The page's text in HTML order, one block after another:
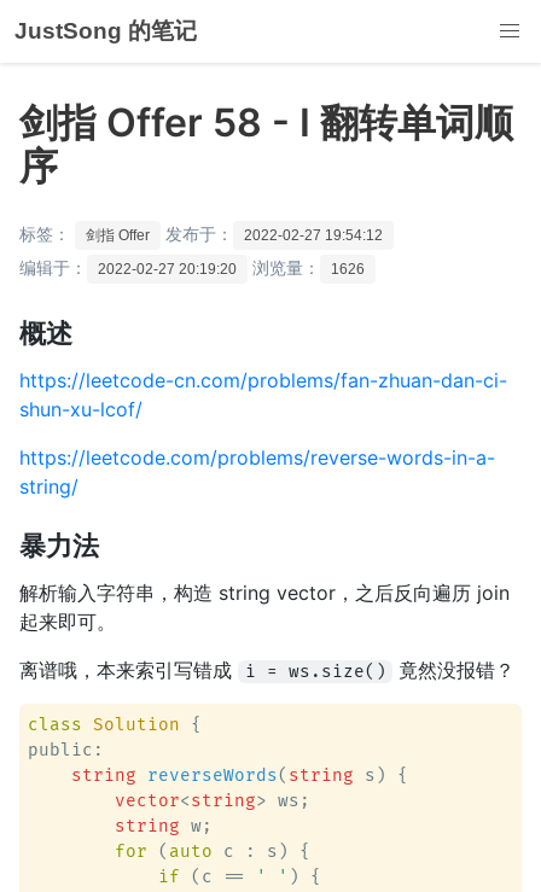
JustSong 的笔记
剑指 Offer 58 - I 翻转单词顺
序
标签： 剑指 Offer 发布于： 2022-02-27 19:54:12
编辑于： 2022-02-27 20:19:20 浏览量： 1626
概述
https://leetcode-cn.com/problems/fan-zhuan-dan-ci-
shun-xu-lcof/
https://leetcode.com/problems/reverse-words-in-a-
string/
暴力法
解析输入字符串，构造 string vector，之后反向遍历 join
起来即可。
离谱哦，本来索引写错成
i = ws.size() 竟然没报错？
class Solution {
public:
string
reverseWords( string s)
{
vector<string> ws;
string w;
for ( auto c : s) {
if (c == ' ' ) {